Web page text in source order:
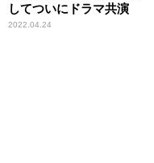
してついにドラマ共演
2022.04.24